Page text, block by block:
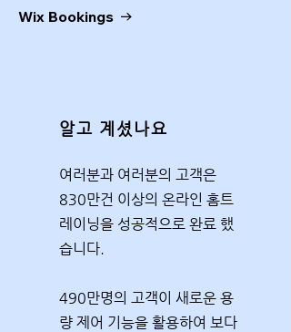
Wix Bookings
알고 계셨나요
여러분과 여러분의 고객은
830만건 이상의 온라인 홈트
레이닝을 성공적으로 완료 했
습니다.
490만명의 고객이 새로운 용
량 제어 기능을 활용하여 보다